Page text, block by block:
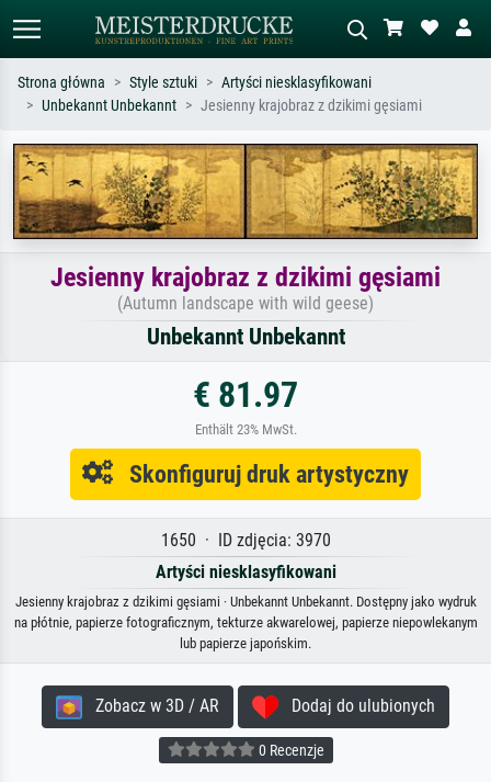
Szukaj wg artysty, tytułu lub stylu – np.
Monet, Gwiaździsta noc,
impresjonizm, fala Hokusaia, akt.
Opisz scenę – np. zielona łąka,
abstrakcja z czerwienią, ciemny olej,
stojący akt obok drzewa.
Strona główna Style sztuki
Artyści niesklasyfikowani
Unbekannt Unbekannt
Jesienny krajobraz z dzikimi gęsiami
Jesienny krajobraz z dzikimi gęsiami
(Autumn landscape with wild geese)
Unbekannt Unbekannt
€ 81.97
Enthält 23% MwSt.
Skonfiguruj druk artystyczny
1650 · ID zdjęcia: 3970
Artyści niesklasyfikowani
Jesienny krajobraz z dzikimi gęsiami · Unbekannt Unbekannt. Dostępny jako wydruk
na płótnie, papierze fotograficznym, tekturze akwarelowej, papierze niepowlekanym
lub papierze japońskim.
Zobacz w 3D / AR Dodaj do ulubionych
0 Recenzje